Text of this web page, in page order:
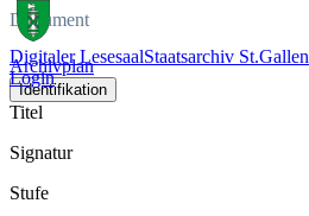
Digitaler LesesaalStaatsarchiv St.Gallen
Login
Dokument
Archivplan
Identifikation
Titel
Signatur
Stufe